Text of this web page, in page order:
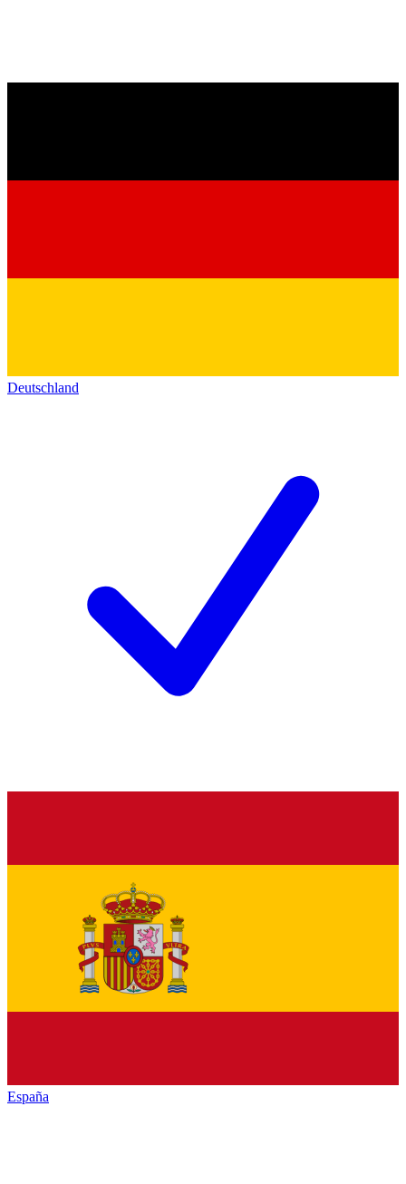
Deutschland
España